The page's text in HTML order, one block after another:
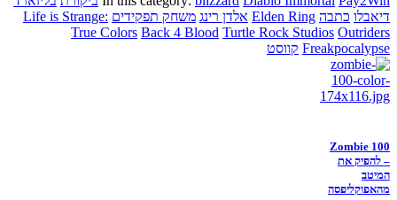
דיאבלו כתבה Elden Ring אלדן רינג משחק תפקידים Life is Strange:
True Colors Back 4 Blood Turtle Rock Studios Outriders
Freakpocalypse קווסט
Zombie 100
– להפיק את
המיטב
מהאפוקליפסה